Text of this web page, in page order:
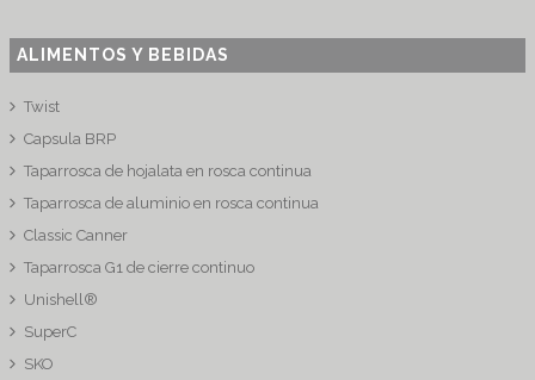
ALIMENTOS Y BEBIDAS
Twist
Capsula BRP
Taparrosca de hojalata en rosca continua
Taparrosca de aluminio en rosca continua
Classic Canner
Taparrosca G1 de cierre continuo
Unishell®
SuperC
SKO